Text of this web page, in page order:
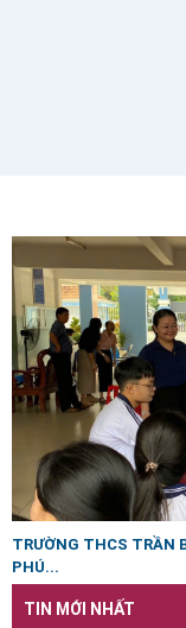
TRƯỜNG THCS TRẦN
PHÚ...
TIN MỚI NHẤT